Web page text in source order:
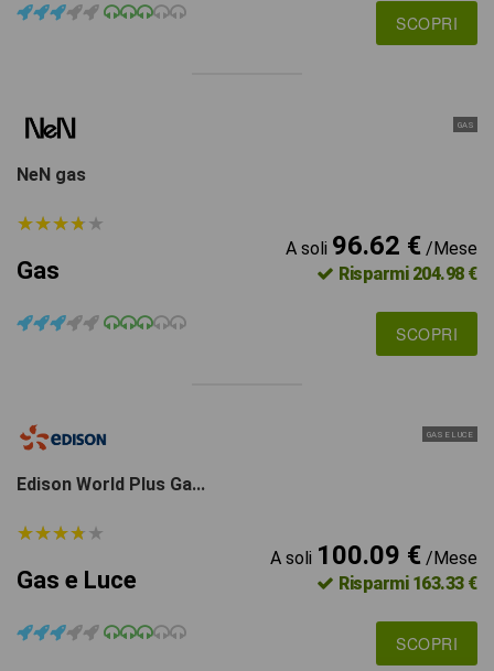
SCOPRI
GAS
NeN gas
★★★★★
★★★★★
Gas
A soli 96.62 € /Mese
Risparmi 204.98 €
SCOPRI
GAS E LUCE
Edison World Plus Ga...
★★★★★
★★★★★
Gas e Luce
A soli 100.09 € /Mese
Risparmi 163.33 €
SCOPRI